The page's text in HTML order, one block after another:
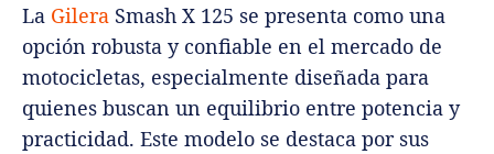
La Gilera Smash X 125 se presenta como una
opción robusta y confiable en el mercado de
motocicletas, especialmente diseñada para
quienes buscan un equilibrio entre potencia y
practicidad. Este modelo se destaca por sus